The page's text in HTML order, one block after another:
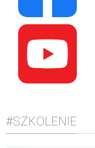
#SZKOLENIE